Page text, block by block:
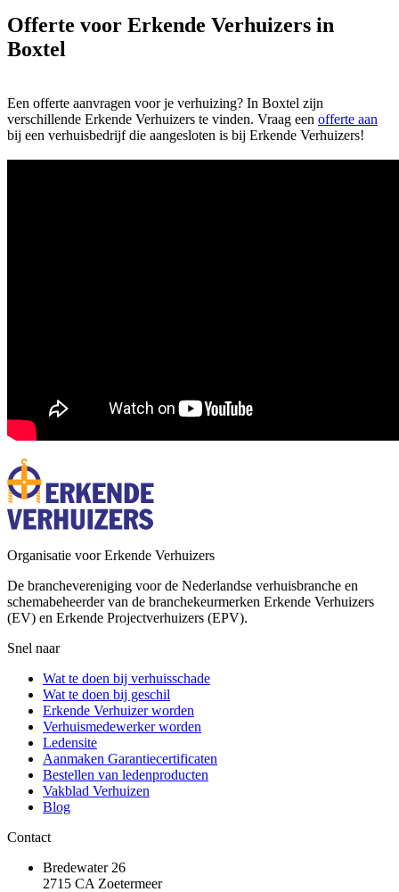
Offerte voor Erkende Verhuizers in
Boxtel
Een offerte aanvragen voor je verhuizing? In Boxtel zijn
verschillende Erkende Verhuizers te vinden. Vraag een offerte aan
bij een verhuisbedrijf die aangesloten is bij Erkende Verhuizers!
Organisatie voor Erkende Verhuizers
De branchevereniging voor de Nederlandse verhuisbranche en
schemabeheerder van de branchekeurmerken Erkende Verhuizers
(EV) en Erkende Projectverhuizers (EPV).
Snel naar
Wat te doen bij verhuisschade
Wat te doen bij geschil
Erkende Verhuizer worden
Verhuismedewerker worden
Ledensite
Aanmaken Garantiecertificaten
Bestellen van ledenproducten
Vakblad Verhuizen
Blog
Contact
Bredewater 26
2715 CA Zoetermeer